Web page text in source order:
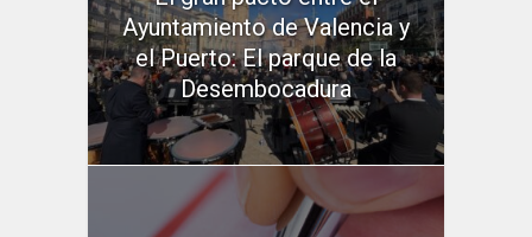
Ayuntamiento de Valencia y
el Puerto: El parque de la
Desembocadura